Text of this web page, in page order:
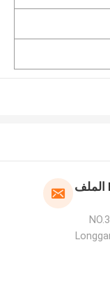
FUTURE TECH LIMITED الملف